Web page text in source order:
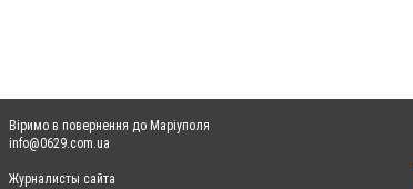
Віримо в повернення до Маріуполя
info@0629.com.ua
Журналисты сайта